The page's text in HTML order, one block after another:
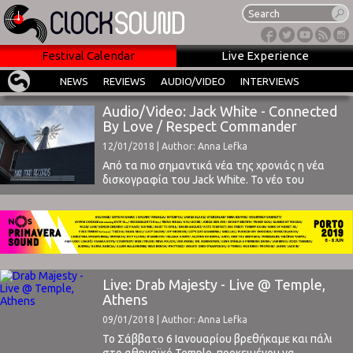
Festival Calendar Live Experience
NEWS REVIEWS AUDIO/VIDEO INTERVIEWS
Audio/Video: Jack White - Connected
By Love / Respect Commander
12/01/2018 | Author: Anna Lefka
Από τα πιο σημαντικά νέα της χρονιάς η νέα
δισκογραφία του Jack White. Το νέο του
άλμπουμ θα φέρει τον τίτλο "Boarding House
Reach" και θα κυκλοφορήσει στις 23 Μαρτίου
από τις Third Man Records / Columbia / Feelgood
Records.Δείτε το πρώτο βίντεο του Connected
By Love και το audio του ...
Live: Drab Majesty - Live @ Temple,
Athens
09/01/2018 | Author: Anna Lefka
Το Σάββατο 6 Ιανουαρίου βρεθήκαμε και πάλι